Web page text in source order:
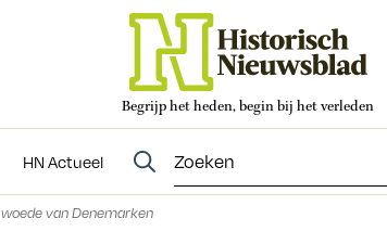
Begrijp het heden, begin bij het verleden
HN Actueel
Evenementen
van Denemarken